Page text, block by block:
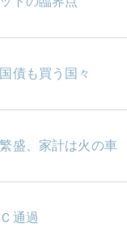
債も買う国々
盛、家計は火の車
通過